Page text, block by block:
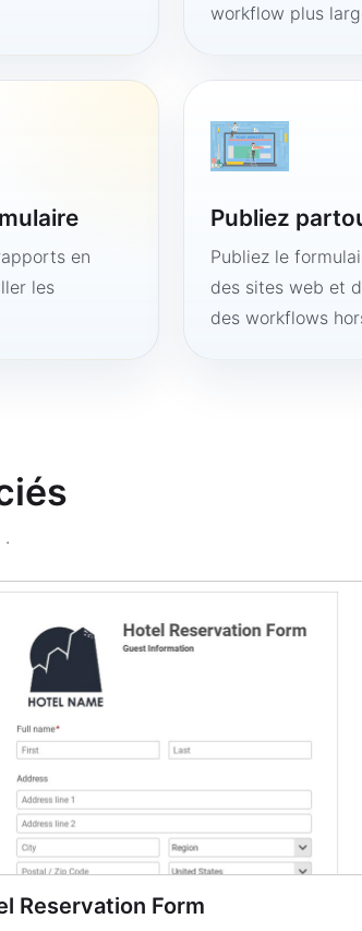
workflow plus
en
les
Publiez
Publiez le
des sites web et
des workflows
.
Reservation Form